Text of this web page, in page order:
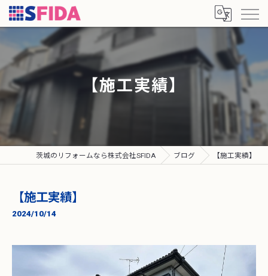
【施工実績】
茨城のリフォームなら株式会社SFIDA ブログ 【施工実績】
【施工実績】
2024/10/14